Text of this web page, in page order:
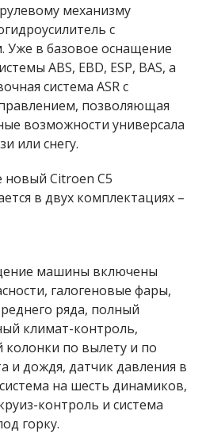
механизму
с
Уже в базовое оснащение
ABS, EBD, ESP, BAS, а
система ASR с
позволяющая
возможности универсала
или снегу.
новый Citroen C5
в двух комплектациях –
машины включены
галогеновые фары,
ряда, полный
климат-контроль,
колонки по вылету и по
и дождя, датчик давления в
на шесть динамиков,
контроль и система
горку.